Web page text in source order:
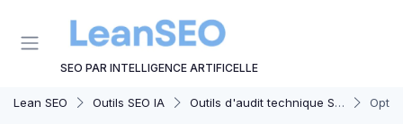
SEO PAR INTELLIGENCE ARTIFICELLE
Lean SEO Outils SEO IA Outils d'audit technique SEO